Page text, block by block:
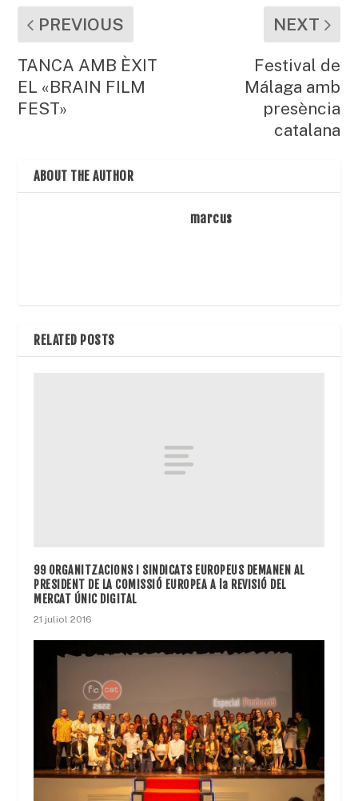
PREVIOUS
TANCA AMB ÈXIT
EL «BRAIN FILM
FEST»
NEXT
Festival de
Málaga amb
presència
catalana
ABOUT THE AUTHOR
marcus
RELATED POSTS
99 ORGANITZACIONS I SINDICATS EUROPEUS DEMANEN AL
PRESIDENT DE LA COMISSIÓ EUROPEA A la REVISIÓ DEL
MERCAT ÚNIC DIGITAL
21 juliol 2016